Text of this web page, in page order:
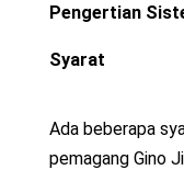
Pengertian
Syarat
Ada beberapa
pemagang Gino